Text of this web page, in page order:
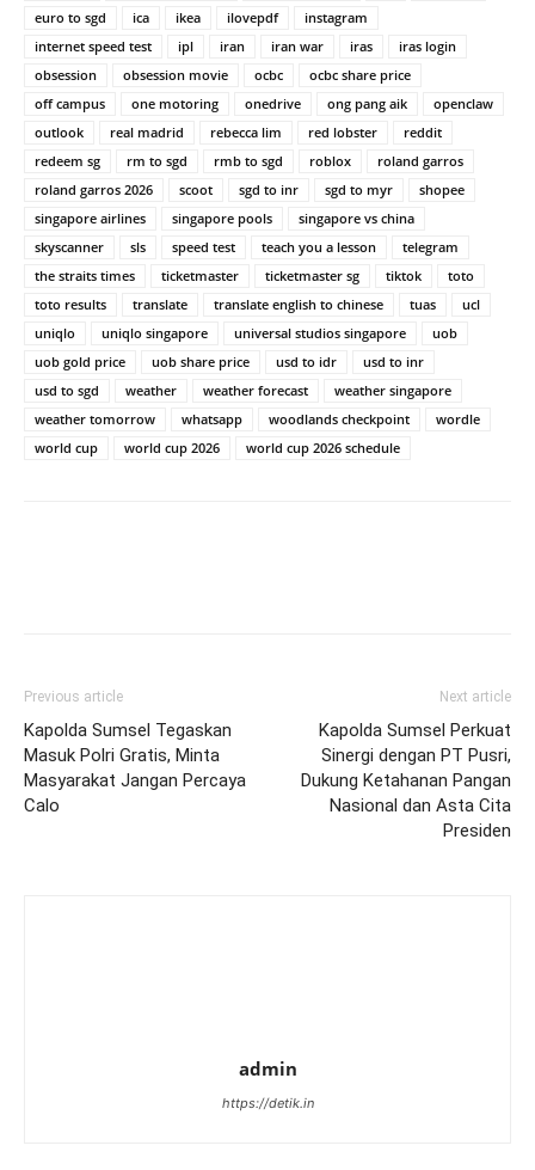
euro to sgd ica ikea ilovepdf
instagram
internet speed test
ipl iran iran war iras
iras login
obsession
obsession movie ocbc
ocbc share price
off campus
one motoring onedrive ong pang aik
openclaw
outlook
real madrid rebecca lim red lobster
reddit
redeem sg
rm to sgd rmb to sgd roblox
roland garros
roland garros 2026
scoot sgd to inr sgd to myr
shopee
singapore airlines
singapore pools
singapore vs china
skyscanner
sls speed test teach you a lesson
telegram
the straits times
ticketmaster ticketmaster sg tiktok
toto
toto results
translate translate english to chinese tuas
ucl
uniqlo
uniqlo singapore universal studios singapore
uob
uob gold price
uob share price usd to idr
usd to inr
usd to sgd
weather weather forecast
weather singapore
weather tomorrow
whatsapp woodlands checkpoint
wordle
world cup
world cup 2026 world cup 2026 schedule
Previous article
Kapolda Sumsel Tegaskan
Masuk Polri Gratis, Minta
Masyarakat Jangan Percaya
Calo
Next article
Kapolda Sumsel Perkuat
Sinergi dengan PT Pusri,
Dukung Ketahanan Pangan
Nasional dan Asta Cita
Presiden
admin
https://detik.in